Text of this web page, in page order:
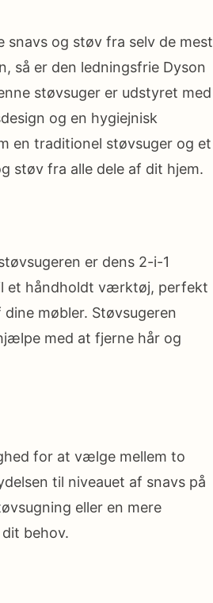
snavs og støv fra selv de mest
så er den ledningsfrie Dyson
støvsuger er udstyret med
og en hygiejnisk
en traditionel støvsuger og et
støv fra alle dele af dit hjem.
er dens 2-i-1
et håndholdt værktøj, perfekt
møbler. Støvsugeren
med at fjerne hår og
for at vælge mellem to
til niveauet af snavs på
eller en mere
behov.